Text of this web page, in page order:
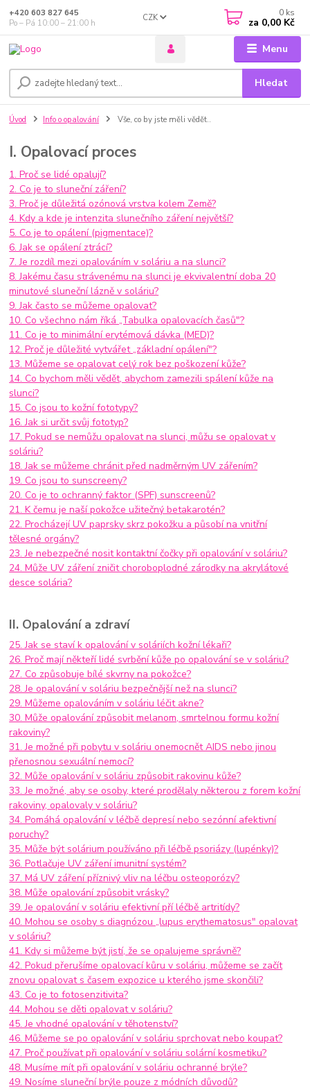
Menu
CZK
Hledat
+420 603 827 645
Po – Pá 10:00 – 21:00 h
0 ks
za 0,00 Kč
Úvod Info o opalování Vše, co by jste měli vědět..
I. Opalovací proces
1. Proč se lidé opalují?
2. Co je to sluneční záření?
3. Proč je důležitá ozónová vrstva kolem Země?
4. Kdy a kde je intenzita slunečního záření největší?
5. Co je to opálení (pigmentace)?
6. Jak se opálení ztrácí?
7. Je rozdíl mezi opalováním v soláriu a na slunci?
8. Jakému času strávenému na slunci je ekvivalentní doba 20
minutové sluneční lázně v soláriu?
9. Jak často se můžeme opalovat?
10. Co všechno nám říká „Tabulka opalovacích časů"?
11. Co je to minimální erytémová dávka (MED)?
12. Proč je důležité vytvářet „základní opálení"?
13. Můžeme se opalovat celý rok bez poškození kůže?
14. Co bychom měli vědět, abychom zamezili spálení kůže na
slunci?
15. Co jsou to kožní fototypy?
16. Jak si určit svůj fototyp?
17. Pokud se nemůžu opalovat na slunci, můžu se opalovat v
soláriu?
18. Jak se můžeme chránit před nadměrným UV zářením?
19. Co jsou to sunscreeny?
20. Co je to ochranný faktor (SPF) sunscreenů?
21. K čemu je naší pokožce užitečný betakarotén?
22. Procházejí UV paprsky skrz pokožku a působí na vnitřní
tělesné orgány?
23. Je nebezpečné nosit kontaktní čočky při opalování v soláriu?
24. Může UV záření zničit choroboplodné zárodky na akrylátové
desce solária?
II. Opalování a zdraví
25. Jak se staví k opalování v soláriích kožní lékaři?
26. Proč mají někteří lidé svrbění kůže po opalování se v soláriu?
27. Co způsobuje bílé skvrny na pokožce?
28. Je opalování v soláriu bezpečnější než na slunci?
29. Můžeme opalováním v soláriu léčit akne?
30. Může opalování způsobit melanom, smrtelnou formu kožní
rakoviny?
31. Je možné při pobytu v soláriu onemocnět AIDS nebo jinou
přenosnou sexuální nemocí?
32. Může opalování v soláriu způsobit rakovinu kůže?
33. Je možné, aby se osoby, které prodělaly některou z forem kožní
rakoviny, opalovaly v soláriu?
34. Pomáhá opalování v léčbě depresí nebo sezónní afektivní
poruchy?
35. Může být solárium používáno při léčbě psoriázy (lupénky)?
36. Potlačuje UV záření imunitní systém?
37. Má UV záření příznivý vliv na léčbu osteoporózy?
38. Může opalování způsobit vrásky?
39. Je opalování v soláriu efektivní pří léčbě artritídy?
40. Mohou se osoby s diagnózou „lupus erythematosus" opalovat
v soláriu?
41. Kdy si můžeme být jistí, že se opalujeme správně?
42. Pokud přerušíme opalovací kůru v soláriu, můžeme se začít
znovu opalovat s časem expozice u kterého jsme skončili?
43. Co je to fotosenzitivita?
44. Mohou se děti opalovat v soláriu?
45. Je vhodné opalování v těhotenství?
46. Můžeme se po opalování v soláriu sprchovat nebo koupat?
47. Proč používat při opalování v soláriu solární kosmetiku?
48. Musíme mít při opalování v soláriu ochranné brýle?
49. Nosíme sluneční brýle pouze z módních důvodů?